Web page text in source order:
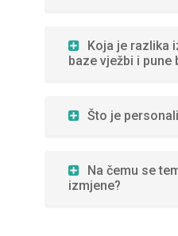
Koja je razlika
baze vježbi i pune
Što je
Na čemu se
izmjene?